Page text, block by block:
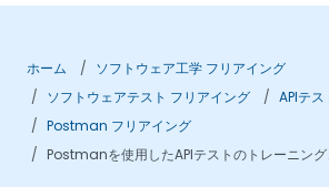
ホーム
ソフトウェア工学 フリアイング
ソフトウェアテスト フリアイング
APIテ
Postman フリアイング
Postmanを使用したAPIテストのトレーニング